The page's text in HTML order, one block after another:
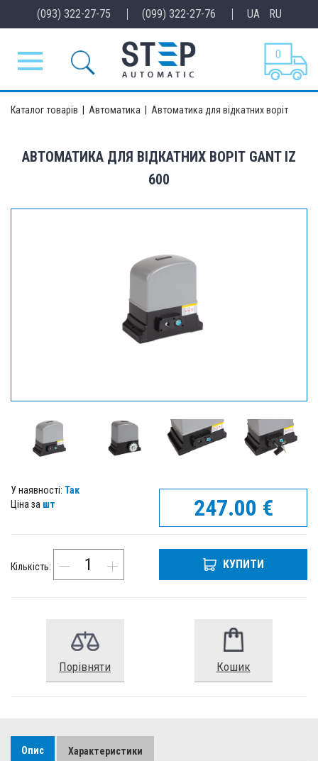
(093) 322-27-75 (099) 322-27-76 UA RU
0
Каталог товарів Автоматика Автоматика для відкатних воріт
АВТОМАТИКА ДЛЯ ВІДКАТНИХ ВОРІТ GANT IZ
600
У наявності: Так
Ціна за шт 247.00 €
Кількість: КУПИТИ
Порівняти Кошик
Опис Характеристики